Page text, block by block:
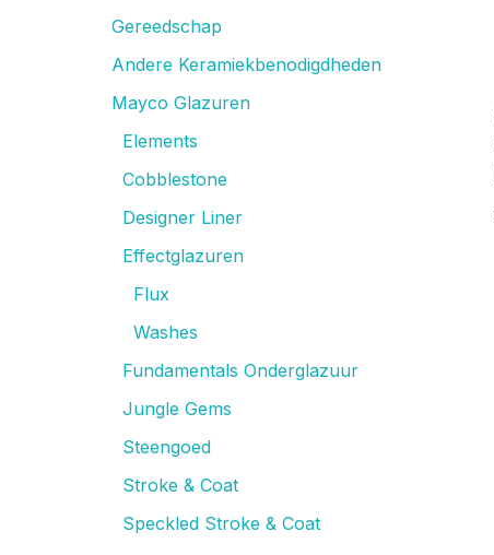
Gereedschap
Andere Keramiekbenodigdheden
Mayco Glazuren
Elements
Cobblestone
Designer Liner
Effectglazuren
Flux
Washes
Fundamentals Onderglazuur
Jungle Gems
Steengoed
Stroke & Coat
Speckled Stroke & Coat